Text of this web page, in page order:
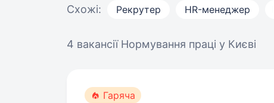
Схожі: Рекрутер HR-менеджер
4 вакансії Нормування праці у Києві
Гаряча